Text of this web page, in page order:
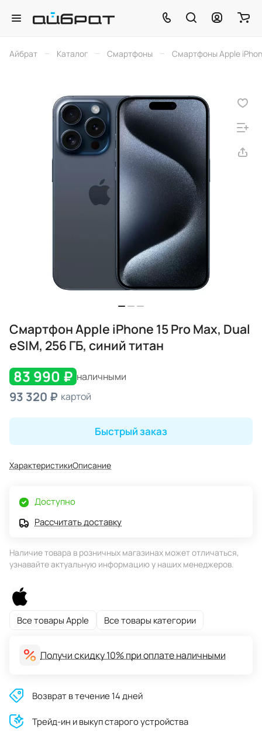
Айбрат – Каталог – Смартфоны – Смартфоны Apple
Смартфон Apple iPhone 15 Pro Max, Dual
eSIM, 256 ГБ, синий титан
83 990 ₽ наличными
93 320 ₽ картой
Быстрый заказ
ХарактеристикиОписание
Доступно
Рассчитать доставку
Наличие товара в розничных магазинах может отличаться,
узнавайте актуальную информацию у наших менеджеров.
Все товары Apple Все товары категории
Получи скидку 10% при оплате наличными
Возврат в течение 14 дней
Трейд-ин и выкуп старого устройства